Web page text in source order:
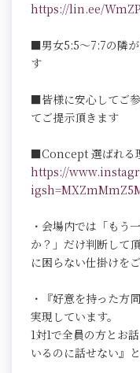
https://lin.ee/
■男女5:5～7:7の隣
す
■皆様に安心してご
てご提示頂きます
■Concept 選ばれる
https://
・会場内では「もう
か？」だけ判断して
に困らない仕掛けを
・『好意を持った方
実現しています。
1対1で全員の方とお
いるのに話せない』